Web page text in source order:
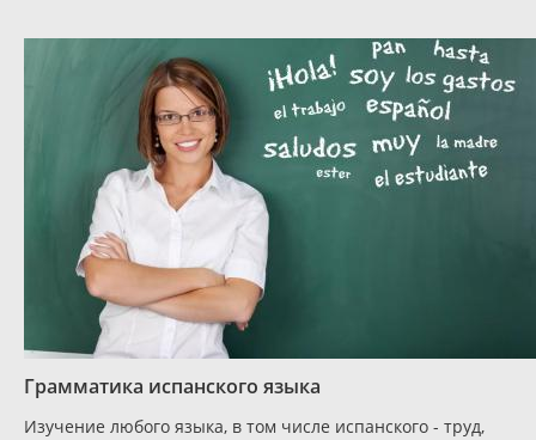
Грамматика испанского языка
Изучение любого языка, в том числе испанского - труд,